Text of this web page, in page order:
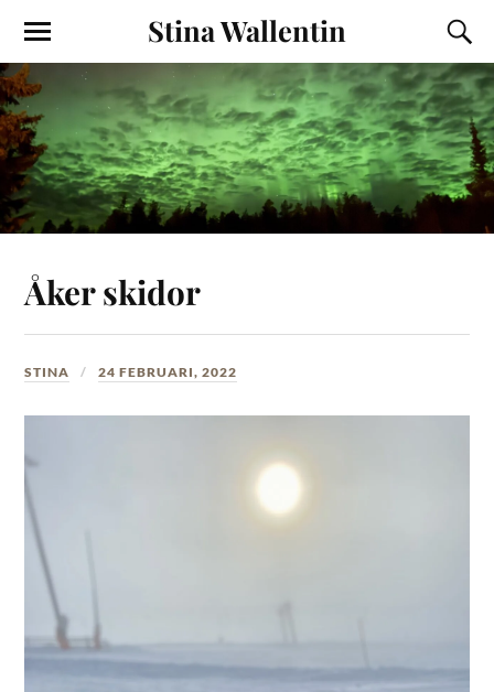
Stina Wallentin
Åker skidor
STINA 24 FEBRUARI, 2022